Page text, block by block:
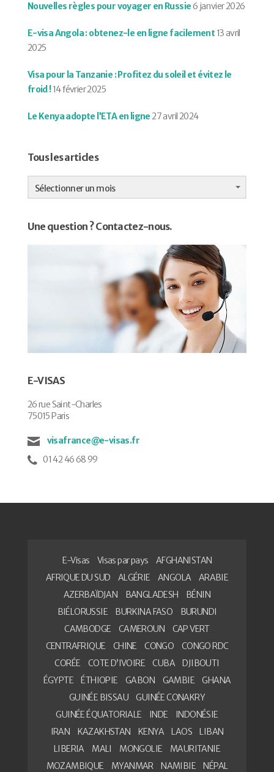
Nouvelles règles pour voyager en Russie 6 janvier 2026
E-visa Angola : obtenez-le en ligne facilement 13 avril
2025
Visa pour la Tanzanie : Profitez du soleil et évitez le
froid !14 février 2025
Le Kenya adopte l’ETA en ligne27 avril 2024
Tous les articles
Tous
les
articles
Sélectionner un mois
Une question ? Contactez-nous.
E-VISAS
26 rue Saint-Charles
75015 Paris
visafrance@e-visas.fr
01 42 46 68 99
E-Visas Visas par pays
AFGHANISTAN
AFRIQUE DU SUD
ALGÉRIE ANGOLA
ARABIE
AZERBAÏDJAN
BANGLADESH
BÉNIN
BIÉLORUSSIE
BURKINA FASO
BURUNDI
CAMBODGE
CAMEROUN
CAP VERT
CENTRAFRIQUE
CHINE CONGO
CONGO RDC
CORÉE
COTE D’IVOIRE CUBA
DJIBOUTI
ÉGYPTE
ÉTHIOPIE GABON GAMBIE
GHANA
GUINÉE BISSAU
GUINÉE CONAKRY
GUINÉE ÉQUATORIALE
INDE
INDONÉSIE
IRAN
KAZAKHSTAN KENYA LAOS
LIBAN
LIBERIA
MALI MONGOLIE
MAURITANIE
MOZAMBIQUE
MYANMAR NAMIBIE
NÉPAL